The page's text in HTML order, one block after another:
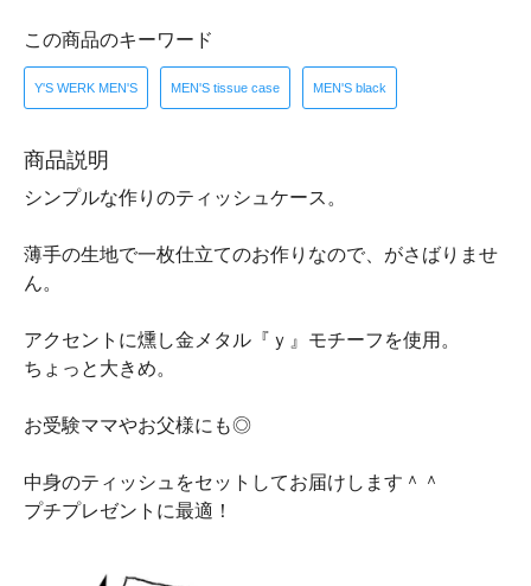
この商品のキーワード
Y'S WERK MEN'S MEN'S tissue case MEN'S black
商品説明
シンプルな作りのティッシュケース。
薄手の生地で一枚仕立てのお作りなので、がさばりませ
ん。
アクセントに燻し金メタル『ｙ』モチーフを使用。
ちょっと大きめ。
お受験ママやお父様にも◎
中身のティッシュをセットしてお届けします＾＾
プチプレゼントに最適！